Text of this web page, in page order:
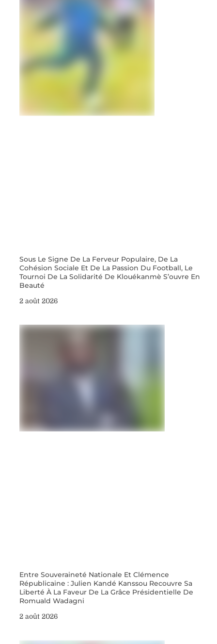
Sous Le Signe De La Ferveur Populaire, De La
Cohésion Sociale Et De La Passion Du Football, Le
Tournoi De La Solidarité De Klouékanmè S’ouvre En
Beauté
2 août 2026
Entre Souveraineté Nationale Et Clémence
Républicaine : Julien Kandé Kanssou Recouvre Sa
Liberté À La Faveur De La Grâce Présidentielle De
Romuald Wadagni
2 août 2026